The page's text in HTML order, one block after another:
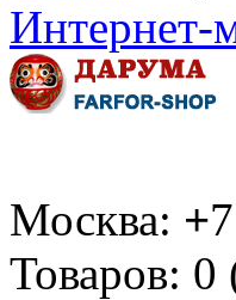
Интернет-
Москва: +
Товаров: 0